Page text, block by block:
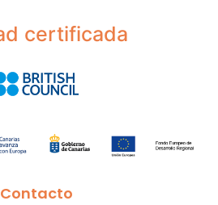
certificada
Contacto